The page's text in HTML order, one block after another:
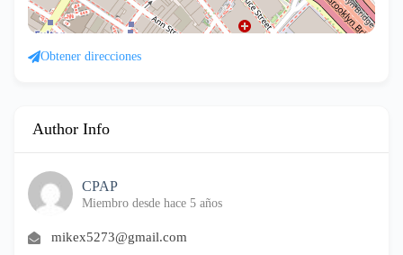
Obtener direcciones
Author Info
CPAP
Miembro desde hace 5 años
mikex5273@gmail.com